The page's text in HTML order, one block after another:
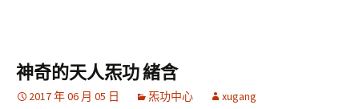
神奇的天人炁功 緒含
2017 年 06 月 05 日 炁功中心 xugang